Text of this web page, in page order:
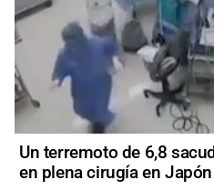
Un terremoto de 6,8
en plena cirugía en Japón